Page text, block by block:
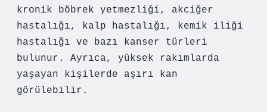
kronik böbrek yetmezliği, akciğer
hastalığı, kalp hastalığı, kemik iliği
hastalığı ve bazı kanser türleri
bulunur. Ayrıca, yüksek rakımlarda
yaşayan kişilerde aşırı kan
görülebilir.